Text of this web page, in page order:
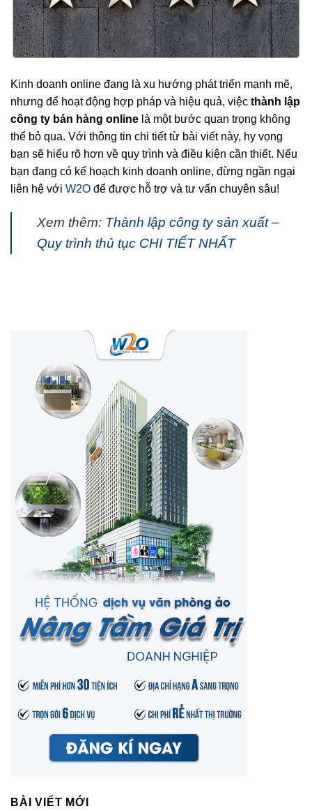
Kinh doanh online đang là xu hướng phát triển mạnh mẽ,
nhưng để hoạt động hợp pháp và hiệu quả, việc thành lập
công ty bán hàng online là một bước quan trọng không
thể bỏ qua. Với thông tin chi tiết từ bài viết này, hy vọng
bạn sẽ hiểu rõ hơn về quy trình và điều kiện cần thiết. Nếu
bạn đang có kế hoạch kinh doanh online, đừng ngần ngại
liên hệ với W2O để được hỗ trợ và tư vấn chuyên sâu!
Xem thêm: Thành lập công ty sản xuất –
Quy trình thủ tục CHI TIẾT NHẤT
BÀI VIẾT MỚI